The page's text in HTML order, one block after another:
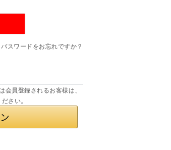
パスワードをお忘れですか？
員登録されるお客様は、
さい。